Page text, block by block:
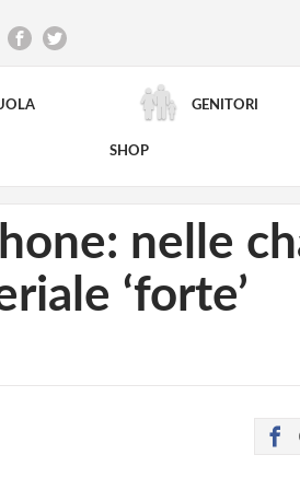
GENITORI
SHOP
AVANZATA
nelle
‘forte’